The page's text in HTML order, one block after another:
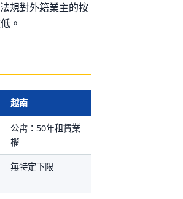
規對外籍業主的按
。
越南
公寓：50年租賃業
權
無特定下限